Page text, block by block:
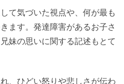
て気づいた視点や、何が最も
ます。発達障害があるお子さ
妹の思いに関する記述もとて
、ひどい怒りや悲しさが伝わ